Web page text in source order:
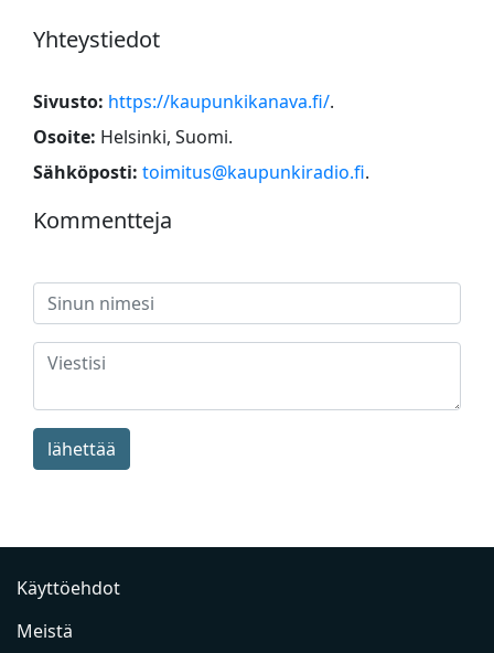
Yhteystiedot
Sivusto: https://kaupunkikanava.fi/.
Osoite: Helsinki, Suomi.
Sähköposti: toimitus@kaupunkiradio.fi.
Kommentteja
lähettää
Käyttöehdot
Meistä